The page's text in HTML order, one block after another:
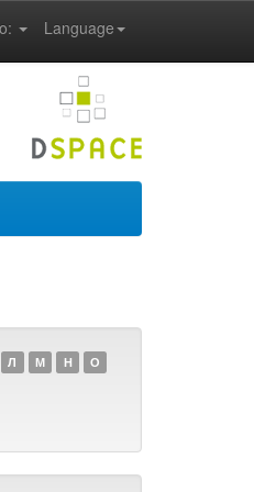
Language
Л М Н
О